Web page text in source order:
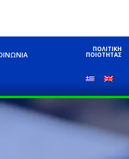
ΠΟΛΙΤΙΚΗ
ΠΟΙΟΤΗΤΑΣ